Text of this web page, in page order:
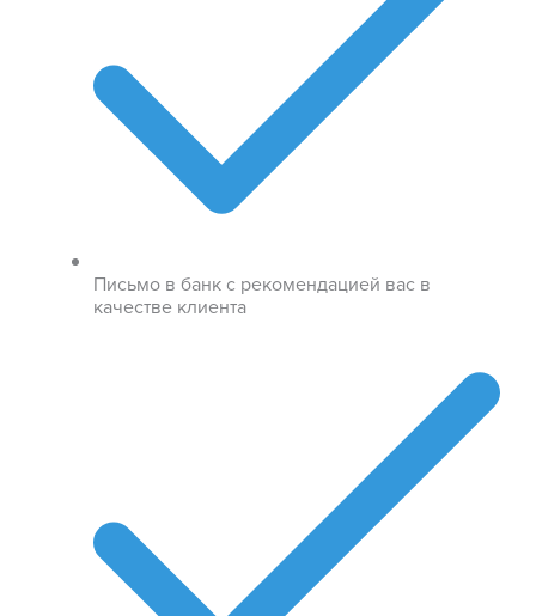
Письмо в банк с рекомендацией вас в
качестве клиента